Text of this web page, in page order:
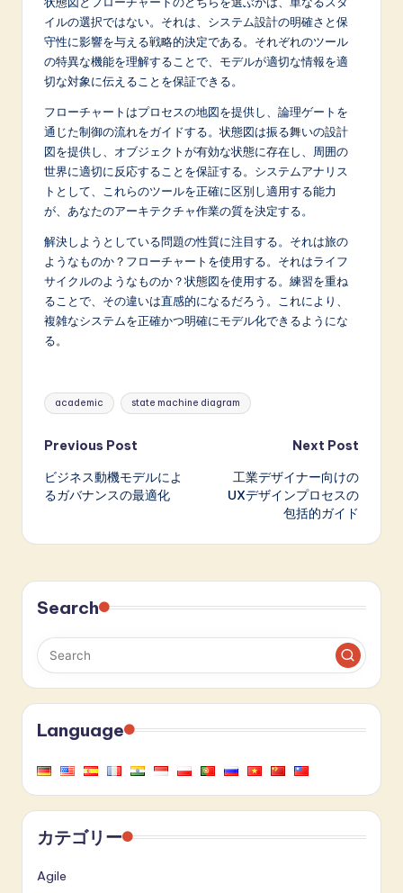
イルの選択ではない。それは、システム設計の明確さと保
守性に影響を与える戦略的決定である。それぞれのツール
の特異な機能を理解することで、モデルが適切な情報を適
切な対象に伝えることを保証できる。
フローチャートはプロセスの地図を提供し、論理ゲートを
通じた制御の流れをガイドする。状態図は振る舞いの設計
図を提供し、オブジェクトが有効な状態に存在し、周囲の
世界に適切に反応することを保証する。システムアナリス
トとして、これらのツールを正確に区別し適用する能力
が、あなたのアーキテクチャ作業の質を決定する。
解決しようとしている問題の性質に注目する。それは旅の
ようなものか？フローチャートを使用する。それはライフ
サイクルのようなものか？状態図を使用する。練習を重ね
ることで、その違いは直感的になるだろう。これにより、
複雑なシステムを正確かつ明確にモデル化できるようにな
る。
Tags:
academic state machine diagram
Post
navigation
Previous Post
ビジネス動機モデルによ
るガバナンスの最適化
Next Post
工業デザイナー向けの
UXデザインプロセスの
包括的ガイド
Search
Language
カテゴリー
Agile